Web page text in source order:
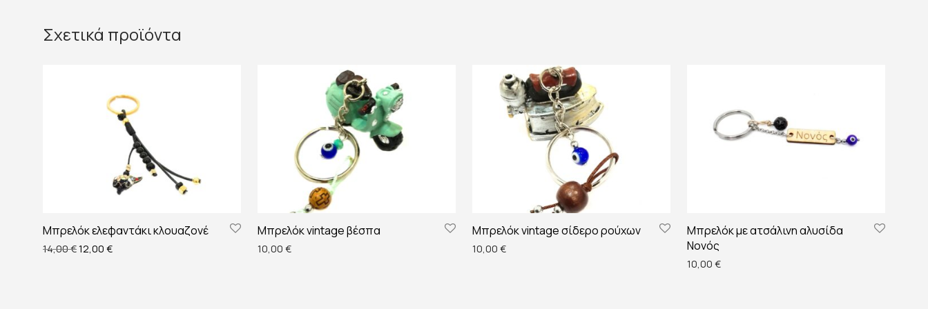
Σχετικά προϊόντα
Μπρελόκ ελεφαντάκι κλουαζονέ
14,00€Original price was: 14,00 €.
12,00 €Η τρέχουσα τιμή είναι: 12,00 €.
Μπρελόκ vintage βέσπα
10,00 €
Μπρελόκ vintage σίδερο ρούχων
10,00 €
Mπρελόκ με ατσάλινη αλυσίδα
Νονός
10,00 €